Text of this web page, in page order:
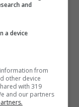
and
a device
from
other device
with 319
and our partners